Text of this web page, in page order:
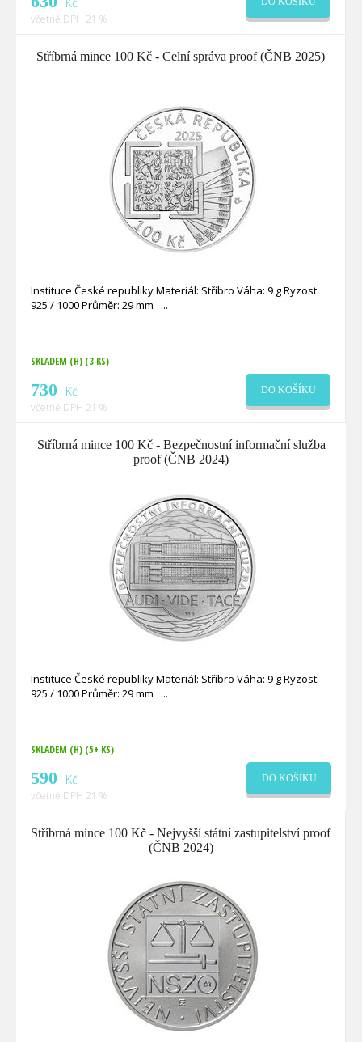
Kč
včetně DPH 21 %
Stříbrná mince 100 Kč - Celní správa proof (ČNB 2025)
Instituce České republiky Materiál: Stříbro Váha: 9 g Ryzost:
SKLADEM (H) (3 KS)
730 Kč
včetně DPH 21 %
DO KOŠÍKU
Stříbrná mince 100 Kč - Bezpečnostní informační služba
proof (ČNB 2024)
Instituce České republiky Materiál: Stříbro Váha: 9 g Ryzost:
SKLADEM (H) (5+ KS)
590 Kč
včetně DPH 21 %
DO KOŠÍKU
Stříbrná mince 100 Kč - Nejvyšší státní zastupitelství proof
(ČNB 2024)